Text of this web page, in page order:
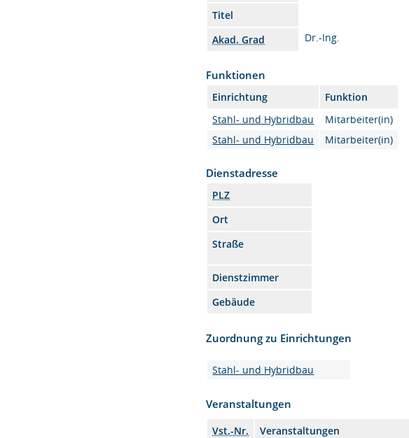
Titel
Akad. Grad
Dr.-Ing.
Funktionen
Einrichtung
Funktion
Stahl- und Hybridbau
Mitarbeiter(in)
Stahl- und Hybridbau
Mitarbeiter(in)
Dienstadresse
PLZ
Ort
Straße
Dienstzimmer
Gebäude
Zuordnung zu Einrichtungen
Stahl- und Hybridbau
Veranstaltungen
Vst.-Nr. Veranstaltungen